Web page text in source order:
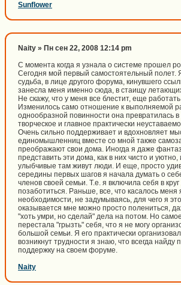
Sunflower
Naity » Пн сен 22, 2008 12:14 pm
С момента когда я узнала о системе прошел
Сегодня мой первый самостоятельный полет.
судьба, в лице другого форума, кинувшего
занесла меня именно сюда, в стаищу
Не скажу, что у меня все блестит, еще
Изменилось само отношение к выполняемой
однообразной повинности она превратилась
творческое и главное практически
Очень сильно поддерживает и вдохновляет
единомышленниц вместе со мной также
преображают свои дома. Иногда я даже
представить эти дома, как в них чисто и
улыбчивые там живут люди. И еще, просто
середины первых шагов я начала думать о
членов своей семьи. Т.е. я включила себя в
позаботиться. Раньше, все, что касалось меня
необходимости, не задумываясь, для чего я
оказывается мне можно просто полениться,
"хоть умри, но сделай" дела на потом. Но
перестала "грызть" себя, что я не могу
большой семьи. Я его практически
возникнут трудности я знаю, что всегда найду
поддержку на своем форуме.
Naity